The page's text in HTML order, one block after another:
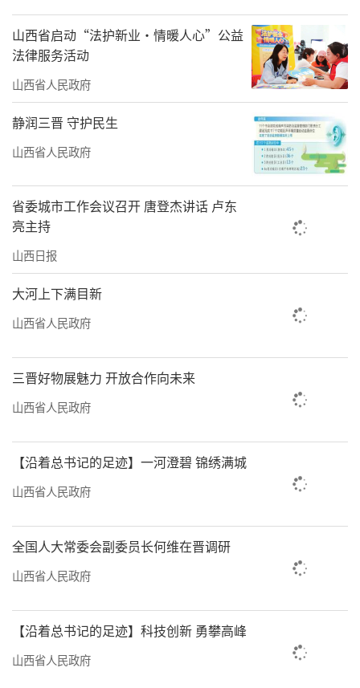
这一旅游与航空深度融合的项目，是乔家
大院景区创新推出的特色文旅产品，通过“低
空观光+非遗互动+民俗体验”的模式，景区成
功为百年古院注入新活力。
泽州县大阳古镇拥有2600多年历史，近年
来不断丰富旅游业态，推动旅游与文化融合，
延长产业链条，朝着“淡季不淡，旺季更
旺”的目标迈进。景区深挖历史文化、民俗文
化，将其与旅游产业结合，推出沉浸式、体验
式实景演艺《阳阿鼓韵》《阳阿穿越秀》；场
馆主题演艺再现古镇千年历史文化与繁华往
事；古代文化体验项目“制针工艺互动”“手
工打铁体验”尽显古镇特色，增强游客参与感
与互动感。同时，创新发展夜演、夜游、夜
食、夜购、夜宿等业态，解决游客“白天有得
游、晚上没得玩”的问题。
“漫步千年古镇，逛吃大阳夜市，体验文
人笔下的诗意生活，感受真实的人间烟火气，
别有一番意境。”今年“五一”假期，在游览
完大阳古镇后，来自河南的游客荣晓在微信上
配图发的一段文字，获得不少朋友点赞。
一连串的古镇旅游新体验，让游客
在“古”与“今”、“新”与“旧”的碰撞中
感受穿越之旅。
山西省启动“法护新业·情暖人心”公益
法律服务活动
山西省人民政府
静润三晋 守护民生
山西省人民政府
省委城市工作会议召开 唐登杰讲话 卢东
亮主持
山西日报
大河上下满目新
山西省人民政府
三晋好物展魅力 开放合作向未来
山西省人民政府
【沿着总书记的足迹】一河澄碧 锦绣满城
山西省人民政府
全国人大常委会副委员长何维在晋调研
山西省人民政府
【沿着总书记的足迹】科技创新 勇攀高峰
山西省人民政府